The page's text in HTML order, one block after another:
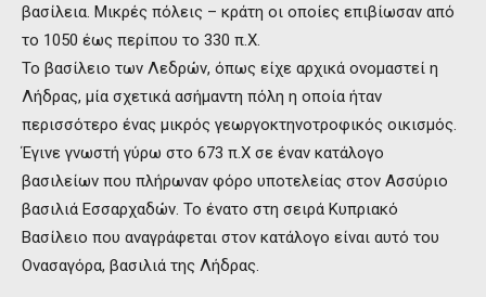
βασίλεια. Μικρές πόλεις – κράτη οι οποίες επιβίωσαν από
το 1050 έως περίπου το 330 π.Χ.
Το βασίλειο των Λεδρών, όπως είχε αρχικά ονομαστεί η
Λήδρας, μία σχετικά ασήμαντη πόλη η οποία ήταν
περισσότερο ένας μικρός γεωργοκτηνοτροφικός οικισμός.
Έγινε γνωστή γύρω στο 673 π.Χ σε έναν κατάλογο
βασιλείων που πλήρωναν φόρο υποτελείας στον Ασσύριο
βασιλιά Εσσαρχαδών. Το ένατο στη σειρά Κυπριακό
Βασίλειο που αναγράφεται στον κατάλογο είναι αυτό του
Ονασαγόρα, βασιλιά της Λήδρας.